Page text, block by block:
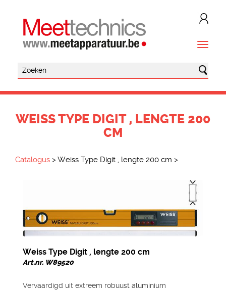
WEISS TYPE DIGIT , LENGTE 200
CM
Catalogus > Weiss Type Digit , lengte 200 cm >
Weiss Type Digit , lengte 200 cm
Art.nr. W89520
Vervaardigd uit extreem robuust aluminium